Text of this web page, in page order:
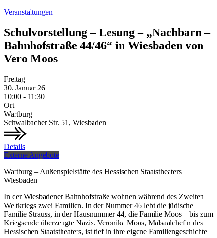
Veranstaltungen
Schulvorstellung – Lesung – „Nachbarn –
Bahnhofstraße 44/46“ in Wiesbaden von
Vero Moos
Freitag
30. Januar 26
10:00 - 11:30
Ort
Wartburg
Schwalbacher Str. 51, Wiesbaden
Details
Externe Angebote
Wartburg – Außenspielstätte des Hessischen Staatstheaters
Wiesbaden
In der Wiesbadener Bahnhofstraße wohnen während des Zweiten
Weltkriegs zwei Familien. In der Nummer 46 lebt die jüdische
Familie Strauss, in der Hausnummer 44, die Familie Moos – bis zum
Kriegsende überzeugte Nazis. Veronika Moos, Malsaalchefin des
Hessischen Staatstheaters, ist tief in ihre eigene Familiengeschichte